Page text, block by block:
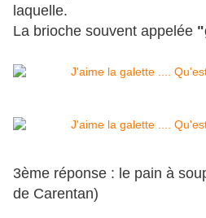
laquelle.
La brioche souvent appelée
3ème réponse : le pain à
de Carentan)